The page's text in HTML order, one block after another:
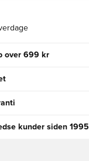
over 699 kr
kunder siden 1995